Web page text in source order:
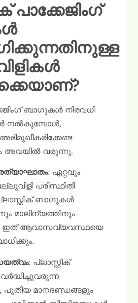
പാക്കേജിംഗ്
ബാഗുകൾ നിരവധി
നൽകുമ്പോൾ,
അവയിൽ വരുന്നു.
: ഏറ്റവും
പരിസ്ഥിതി
ബാഗുകൾ
മാലിന്യത്തിനും
ഇത് ആവാസവ്യവസ്ഥയെ
: പ്ലാസ്റ്റിക്
പുതിയ മാനദണ്ഡങ്ങളും